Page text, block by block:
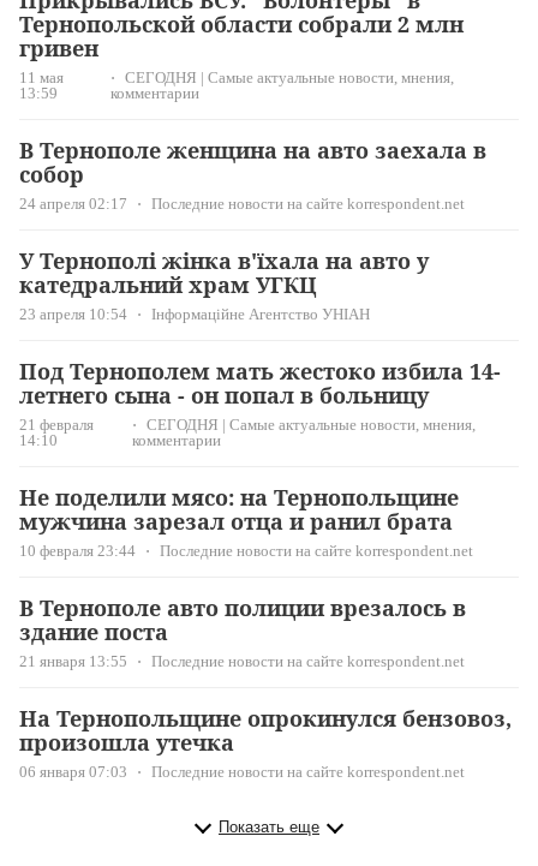
Тернопольской области собрали 2 млн
гривен
11 мая
13:59
СЕГОДНЯ | Самые актуальные новости, мнения,
комментарии
В Тернополе женщина на авто заехала в
собор
24 апреля 02:17 Последние новости на сайте korrespondent.net
У Тернополі жінка в'їхала на авто у
катедральний храм УГКЦ
23 апреля 10:54 Інформаційне Агентство УНІАН
Под Тернополем мать жестоко избила 14-
летнего сына - он попал в больницу
21 февраля
14:10
СЕГОДНЯ | Самые актуальные новости, мнения,
комментарии
Не поделили мясо: на Тернопольщине
мужчина зарезал отца и ранил брата
10 февраля 23:44 Последние новости на сайте korrespondent.net
В Тернополе авто полиции врезалось в
здание поста
21 января 13:55 Последние новости на сайте korrespondent.net
На Тернопольщине опрокинулся бензовоз,
произошла утечка
06 января 07:03 Последние новости на сайте korrespondent.net
Показать еще